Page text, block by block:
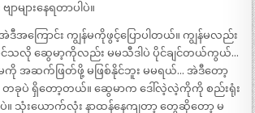
များနေရတာပါပဲ။
အကြောင်း ကျွန်မကိုဖွင့်ပြောပါတယ်။ ကျွန်မလည်း
င်သလို ဆွေမာ့ကိုလည်း မမသီဒါပဲ ပိုင်ချင်တယ်ကွယ်…
ကို အဆက်ဖြတ်ဖို့ မဖြစ်နိုင်ဘူး မမရယ်… အဲဒီတော့
တခုပဲ ရှိတော့တယ်။ ဆွေမာက ဒေါ်လဲ့လဲ့ကိုကို စည်းရုံး
ါပဲ။ သုံးယောက်လုံး နာထန်နေကျတာ့ တွေဆိုတော့ မ